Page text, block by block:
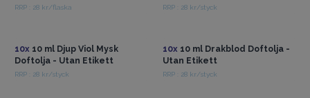
RRP : 28 kr/flaska RRP : 28 kr/styck
10x 10 ml Djup Viol Mysk
Doftolja - Utan Etikett
RRP : 28 kr/styck
10x 10 ml Drakblod Doftolja -
Utan Etikett
RRP : 28 kr/styck